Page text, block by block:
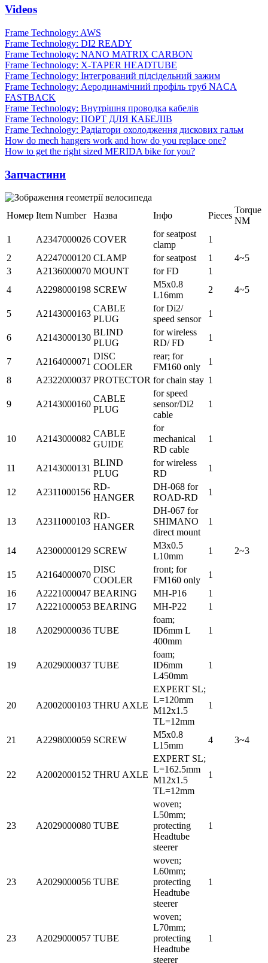
Videos
Frame Technology: AWS
Frame Technology: DI2 READY
Frame Technology: NANO MATRIX CARBON
Frame Technology: X-TAPER HEADTUBE
Frame Technology: Інтегрований підсідельний зажим
Frame Technology: Аеродинамічний профіль труб NACA
FASTBACK
Frame Technology: Внутрішня проводка кабелів
Frame Technology: ПОРТ ДЛЯ КАБЕЛІВ
Frame Technology: Радіатори охолодження дискових гальм
How do mech hangers work and how do you replace one?
How to get the right sized MERIDA bike for you?
Запчастини
Номер Item Number Назва Інфо Pieces
Torque
NM
1
A2347000026 COVER
for seatpost
clamp
1
2
A2247000120 CLAMP for seatpost 1
4~5
3
A2136000070 MOUNT for FD
1
4
A2298000198 SCREW
M5x0.8
L16mm
2 4~5
5 A2143000163
CABLE
PLUG
for Di2/
speed sensor
1
6 A2143000130
BLIND
PLUG
for wireless
RD/ FD
1
7 A2164000071
DISC
COOLER
rear; for
FM160 only
1
8
A2322000037 PROTECTOR for chain stay 1
9 A2143000160
CABLE
PLUG
for speed
sensor/Di2
cable
1
10 A2143000082
CABLE
GUIDE
for
mechanical
RD cable
1
11 A2143000131
BLIND
PLUG
for wireless
RD
1
12 A2311000156
RD-
HANGER
DH-068 for
ROAD-RD
1
13 A2311000103
RD-
HANGER
DH-067 for
SHIMANO
direct mount
1
14 A2300000129 SCREW
M3x0.5
L10mm
1 2~3
15 A2164000070
DISC
COOLER
front; for
FM160 only
1
16
A2221000047 BEARING MH-P16
1
17
A2221000053 BEARING MH-P22 1
18 A2029000036 TUBE
foam;
ID6mm L
400mm
1
19 A2029000037 TUBE
foam;
ID6mm
L450mm
1
20 A2002000103 THRU AXLE
EXPERT SL;
L=120mm
M12x1.5
TL=12mm
1
21 A2298000059 SCREW
M5x0.8
L15mm
4 3~4
22 A2002000152 THRU AXLE
EXPERT SL;
L=162.5mm
M12x1.5
TL=12mm
1
23 A2029000080 TUBE
woven;
L50mm;
protecting
Headtube
steerer
1
23 A2029000056 TUBE
woven;
L60mm;
protecting
Headtube
steerer
1
23 A2029000057 TUBE
woven;
L70mm;
protecting
Headtube
steerer
1